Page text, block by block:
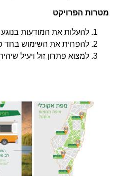
מטרות הפרויקט
להעלות את המודעות
להפחית את השימוש בחד
למצוא פתרון זול ויעיל